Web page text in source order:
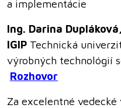
a implementácie
Ing. Darina
IGIP Technická
výrobných technológií
Rozhovor
Za excelentné